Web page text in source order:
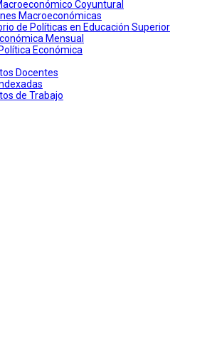
Coyuntural
Macroeconómicas
de Políticas en Educación Superior
Mensual
Económica
Docentes
de Trabajo